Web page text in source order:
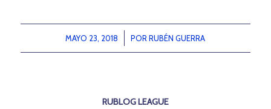
MAYO 23, 2018
/ PORRUBÉN GUERRA
RUBLOG LEAGUE